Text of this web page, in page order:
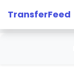
TransferFeed